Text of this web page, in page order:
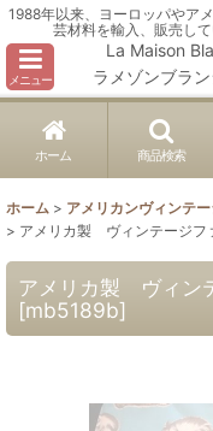
1988年以来、ヨーロッパやア
芸材料を輸入、販売し
メニュー
La Maison
ラメゾンブラ
ホーム 商品検索
ホーム > アメリカンヴィンテ
> アメリカ製 ヴィンテージ
アメリカ製 ヴィン
[mb5189b]